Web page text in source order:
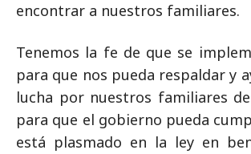
encontrar a nuestros familiares.
Tenemos la fe de que se
para que nos pueda respaldar y
lucha por nuestros familiares
para que el gobierno pueda
está plasmado en la ley en